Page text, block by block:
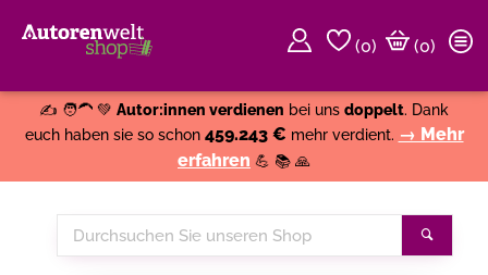
(0)
(0)
✍️ 🧑‍🦱 💚 Autor:innen verdienen bei uns doppelt. Dank
euch haben sie so schon 459.243 € mehr verdient. → Mehr
erfahren 💪 📚 🙏
Durchsuchen
Sie